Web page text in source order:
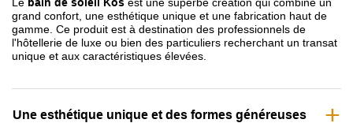
Le bain de soleil Kos est une superbe création qui combine un
grand confort, une esthétique unique et une fabrication haut de
gamme. Ce produit est à destination des professionnels de
l'hôtellerie de luxe ou bien des particuliers recherchant un transat
unique et aux caractéristiques élevées.
Une esthétique unique et des formes généreuses